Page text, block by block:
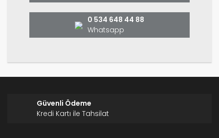
0 534 648 44 88
Whatsapp
Güvenli Ödeme
Kredi Kartı ile Tahsilat